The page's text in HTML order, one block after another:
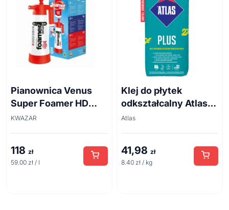
Pianownica Venus
Super Foamer HD
acid line 2L
KWAZAR
118 zł
59.00 zł / l
Klej do płytek
odkształcalny Atlas
Plus 5 kg
Atlas
41,98 zł
8.40 zł / kg